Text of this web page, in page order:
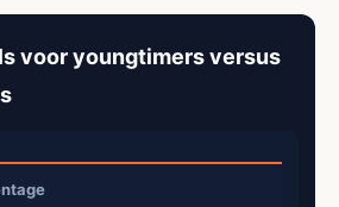
voor youngtimers versus